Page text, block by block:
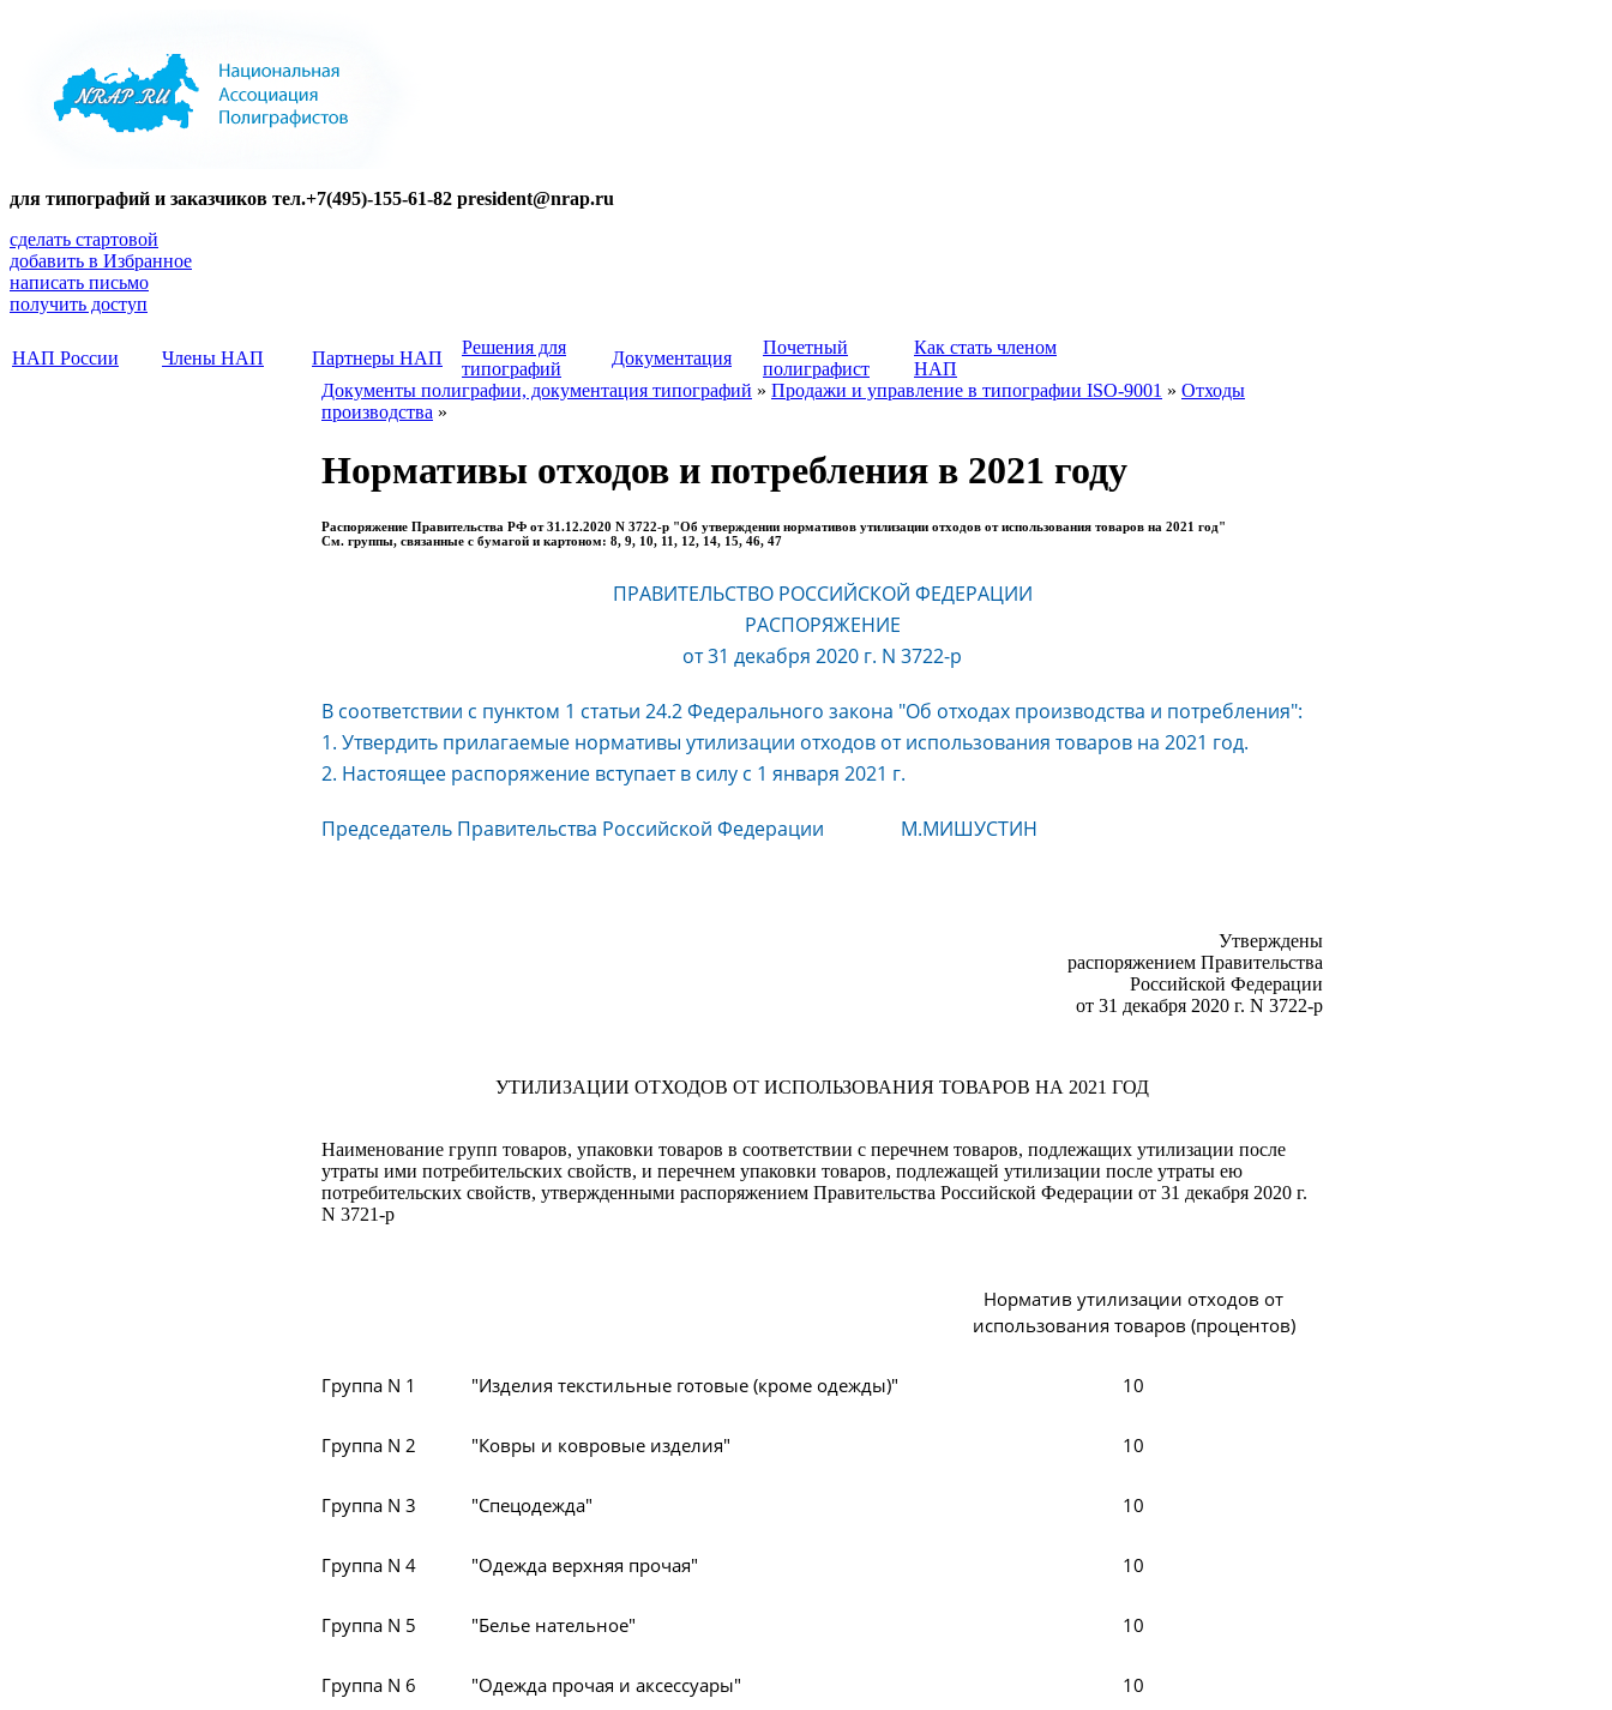
для типографий и заказчиков тел.+7(495)-155-61-82 president@nrap.ru
сделать стартовой
добавить в Избранное
написать письмо
получить доступ
НАП России Члены НАП Партнеры НАП
Решения для
типографий
Документация
Почетный
полиграфист
Как стать членом
НАП
Документы полиграфии, документация типографий » Продажи и управление в типографии ISO-9001 » Отходы
производства »
Нормативы отходов и потребления в 2021 году
Распоряжение Правительства РФ от 31.12.2020 N 3722-р "Об утверждении нормативов утилизации отходов от использования товаров на 2021 год"
См. группы, связанные с бумагой и картоном: 8, 9, 10, 11, 12, 14, 15, 46, 47
ПРАВИТЕЛЬСТВО РОССИЙСКОЙ ФЕДЕРАЦИИ
РАСПОРЯЖЕНИЕ
от 31 декабря 2020 г. N 3722-р
В соответствии с пунктом 1 статьи 24.2 Федерального закона "Об отходах производства и потребления":
1. Утвердить прилагаемые нормативы утилизации отходов от использования товаров на 2021 год.
2. Настоящее распоряжение вступает в силу с 1 января 2021 г.
Председатель Правительства Российской Федерации М.МИШУСТИН
Утверждены
распоряжением Правительства
Российской Федерации
от 31 декабря 2020 г. N 3722-р
УТИЛИЗАЦИИ ОТХОДОВ ОТ ИСПОЛЬЗОВАНИЯ ТОВАРОВ НА 2021 ГОД
Наименование групп товаров, упаковки товаров в соответствии с перечнем товаров, подлежащих утилизации после
утраты ими потребительских свойств, и перечнем упаковки товаров, подлежащей утилизации после утраты ею
потребительских свойств, утвержденными распоряжением Правительства Российской Федерации от 31 декабря 2020 г.
N 3721-р
Норматив утилизации отходов от
использования товаров (процентов)
Группа N 1 "Изделия текстильные готовые (кроме одежды)" 10
Группа N 2 "Ковры и ковровые изделия" 10
Группа N 3 "Спецодежда" 10
Группа N 4 "Одежда верхняя прочая" 10
Группа N 5 "Белье нательное" 10
Группа N 6 "Одежда прочая и аксессуары" 10